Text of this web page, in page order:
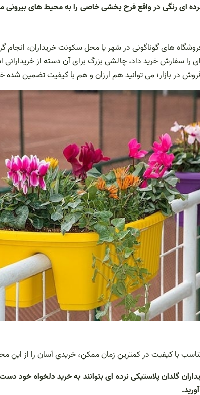
ای رنگی در واقع فرح بخشی خاصی را به محیط های بیرونی
های گوناگونی در شهر یا محل سکونت خریداران، انجام
ای را سفارش خرید داد، چالشی بزرگ برای آن دسته از
در بازار؛ می توانید هم ارزان و هم با کیفیت تضمین شده
متناسب با کیفیت در کمترین زمان ممکن، خریدی آسان را از
گلدان پلاستیکی نرده ای بتوانند به خرید دلخواه خود